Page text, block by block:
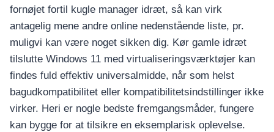
fornøjet fortil kugle manager idræt, så kan virk
antagelig mene andre online nedenstående liste, pr.
muligvi kan være noget sikken dig. Kør gamle idræt
tilslutte Windows 11 med virtualiseringsværktøjer kan
findes fuld effektiv universalmidde, når som helst
bagudkompatibilitet eller kompatibilitetsindstillinger ikke
virker. Heri er nogle bedste fremgangsmåder, fungere
kan bygge for at tilsikre en eksemplarisk oplevelse.